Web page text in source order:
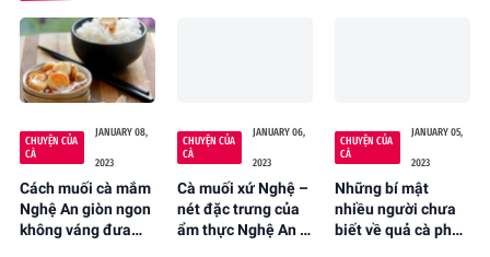
CHUYỆN CỦA
CÀ
JANUARY 08,
2023
Cách muối cà mắm
Nghệ An giòn ngon
không váng đưa
CHUYỆN CỦA
CÀ
JANUARY 06,
2023
Cà muối xứ Nghệ –
nét đặc trưng của
ẩm thực Nghệ An -
CHUYỆN CỦA
CÀ
JANUARY 05,
2023
Những bí mật
nhiều người chưa
biết về quả cà pháo